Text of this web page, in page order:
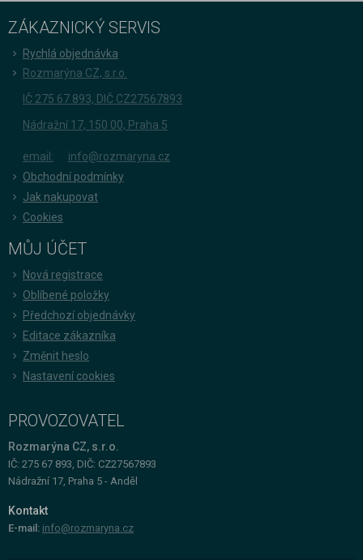
ZÁKAZNICKÝ SERVIS
Rychlá objednávka
Rozmarýna CZ, s.r.o.
IČ 275 67 893, DIČ CZ27567893
Nádražní 17, 150 00, Praha 5
email:
info@rozmaryna.cz
Obchodní podmínky
Jak nakupovat
Cookies
MŮJ ÚČET
Nová registrace
Oblíbené položky
Předchozí objednávky
Editace zákazníka
Změnit heslo
Nastavení cookies
PROVOZOVATEL
Rozmarýna CZ, s.r.o.
IČ: 275 67 893, DIČ: CZ27567893
Nádražní 17, Praha 5 - Anděl
Kontakt
E-mail: info@rozmaryna.cz